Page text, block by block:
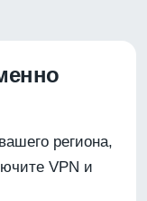
региона,
VPN и